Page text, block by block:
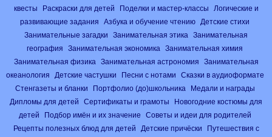
квесты
Раскраски для детей Поделки и мастер-классы
Логические и
развивающие задания
Азбука и обучение чтению
Детские стихи
Занимательные загадки
Занимательная этика
Занимательная
география
Занимательная экономика
Занимательная химия
Занимательная физика
Занимательная астрономия
Занимательная
океанология
Детские частушки Песни с нотами
Сказки в аудиоформате
Стенгазеты и бланки
Портфолио (до)школьника
Медали и награды
Дипломы для детей
Сертификаты и грамоты
Новогодние костюмы для
детей
Подбор имён и их значение
Советы и идеи для родителей
Рецепты полезных блюд для детей
Детские причёски
Путешествия с